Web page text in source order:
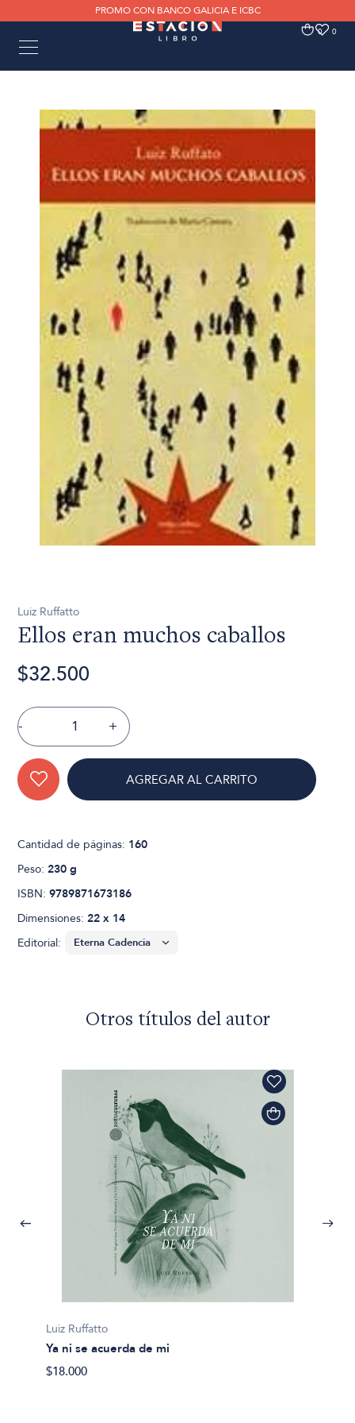
PROMO CON BANCO GALICIA E ICBC
0 0
Luiz Ruffatto
Ellos eran muchos caballos
$32.500
- +
AGREGAR AL CARRITO
Cantidad de páginas: 160
Peso:230 g
ISBN:9789871673186
Dimensiones:22 x 14
Editorial:
Otros títulos del autor
Luiz Ruffatto
Ya ni se acuerda de mi
$18.000